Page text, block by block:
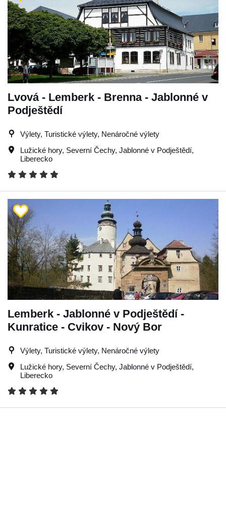
Lvová - Lemberk - Brenna - Jablonné v
Podještědí
Výlety, Turistické výlety, Nenáročné výlety
Lužické hory, Severní Čechy, Jablonné v Podještědí,
Liberecko
Lemberk - Jablonné v Podještědí -
Kunratice - Cvikov - Nový Bor
Výlety, Turistické výlety, Nenáročné výlety
Lužické hory, Severní Čechy, Jablonné v Podještědí,
Liberecko